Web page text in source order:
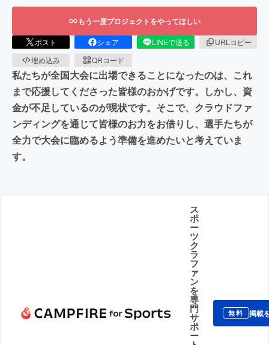
もう一度プロジェクトをやってほしい
ポスト シェア LINEで送る
URLコピー
埋め込み
QRコード
私たちが全国大会に出場できることになったのは、これ
まで応援してくださった皆様のおかげです。しかし、資
金が不足しているのが現状です。そこで、クラウドファ
ンディングを通じて皆様のお力をお借りし、選手たちが
全力で大会に臨めるよう準備を進めたいと考えていま
す。
ス
ポ
ー
ツ
ク
ラ
フ
ァ
ン
を
専
門
サ
ポ
ー
無料 掲載